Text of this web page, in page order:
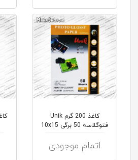
کاغذ 200 گرم Unik
فتوگلاسه 50 برگی 10x15
اتمام موجودی